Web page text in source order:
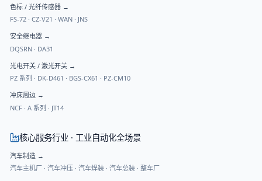
色标 / 光纤传感器→
FS-72· CZ-V21 · WAN· JNS
安全继电器→
DQSRN· DA31
光电开关 / 激光开关→
PZ 系列 · DK-D461 · BGS-CX61 · PZ-CM10
冲床周边→
NCF· A 系列 · JT14
核心服务行业 · 工业自动化全场景
汽车制造→
汽车主机厂 · 汽车冲压 · 汽车焊装 · 汽车总装 · 整车厂